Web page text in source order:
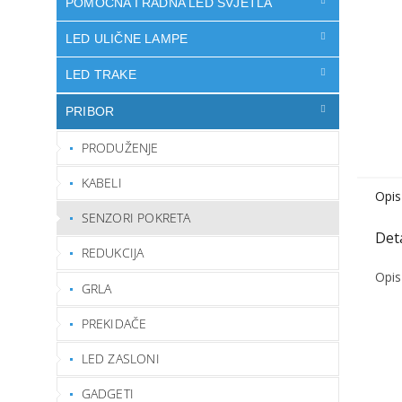
LED ULIČNE LAMPE
LED TRAKE
PRIBOR
PRODUŽENJE
KABELI
SENZORI POKRETA
REDUKCIJA
GRLA
PREKIDAČE
LED ZASLONI
GADGETI
Opis